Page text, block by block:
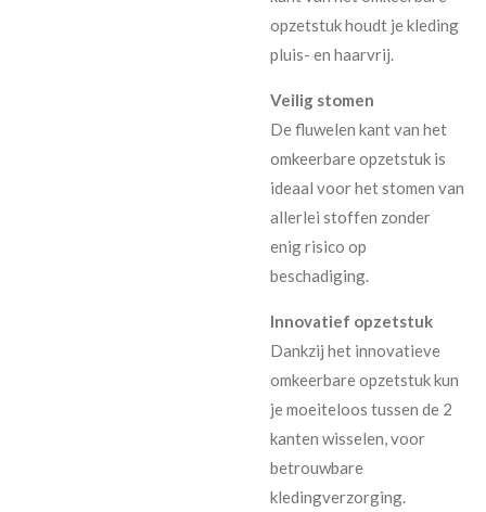
opzetstuk houdt je kleding
pluis- en haarvrij.
Veilig stomen
De fluwelen kant van het
omkeerbare opzetstuk is
ideaal voor het stomen van
allerlei stoffen zonder
enig risico op
beschadiging.
Innovatief opzetstuk
Dankzij het innovatieve
omkeerbare opzetstuk kun
je moeiteloos tussen de 2
kanten wisselen, voor
betrouwbare
kledingverzorging.